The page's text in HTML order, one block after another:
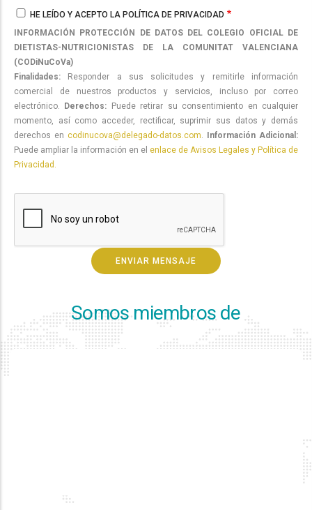
HE LEÍDO Y ACEPTO LA POLÍTICA DE PRIVACIDAD
INFORMACIÓN PROTECCIÓN DE DATOS DEL COLEGIO OFICIAL DE
DIETISTAS-NUTRICIONISTAS DE LA COMUNITAT VALENCIANA
(CODiNuCoVa)
Finalidades: Responder a sus solicitudes y remitirle información
comercial de nuestros productos y servicios, incluso por correo
electrónico. Derechos: Puede retirar su consentimiento en cualquier
momento, así como acceder, rectificar, suprimir sus datos y demás
derechos en codinucova@delegado-datos.com. Información Adicional:
Puede ampliar la información en el enlace de Avisos Legales y Política de
Privacidad.
Somos miembros de